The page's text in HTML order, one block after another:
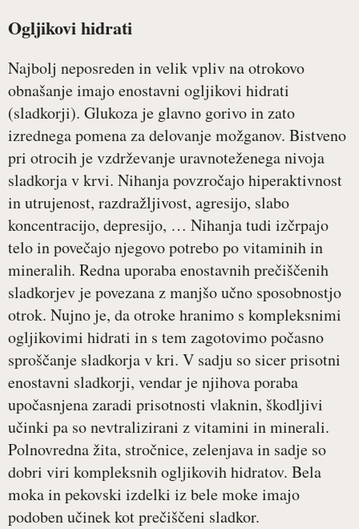
Ogljikovi hidrati
Najbolj neposreden in velik vpliv na otrokovo
obnašanje imajo enostavni ogljikovi hidrati
(sladkorji). Glukoza je glavno gorivo in zato
izrednega pomena za delovanje možganov. Bistveno
pri otrocih je vzdrževanje uravnoteženega nivoja
sladkorja v krvi. Nihanja povzročajo hiperaktivnost
in utrujenost, razdražljivost, agresijo, slabo
koncentracijo, depresijo, … Nihanja tudi izčrpajo
telo in povečajo njegovo potrebo po vitaminih in
mineralih. Redna uporaba enostavnih prečiščenih
sladkorjev je povezana z manjšo učno sposobnostjo
otrok. Nujno je, da otroke hranimo s kompleksnimi
ogljikovimi hidrati in s tem zagotovimo počasno
sproščanje sladkorja v kri. V sadju so sicer prisotni
enostavni sladkorji, vendar je njihova poraba
upočasnjena zaradi prisotnosti vlaknin, škodljivi
učinki pa so nevtralizirani z vitamini in minerali.
Polnovredna žita, stročnice, zelenjava in sadje so
dobri viri kompleksnih ogljikovih hidratov. Bela
moka in pekovski izdelki iz bele moke imajo
podoben učinek kot prečiščeni sladkor.